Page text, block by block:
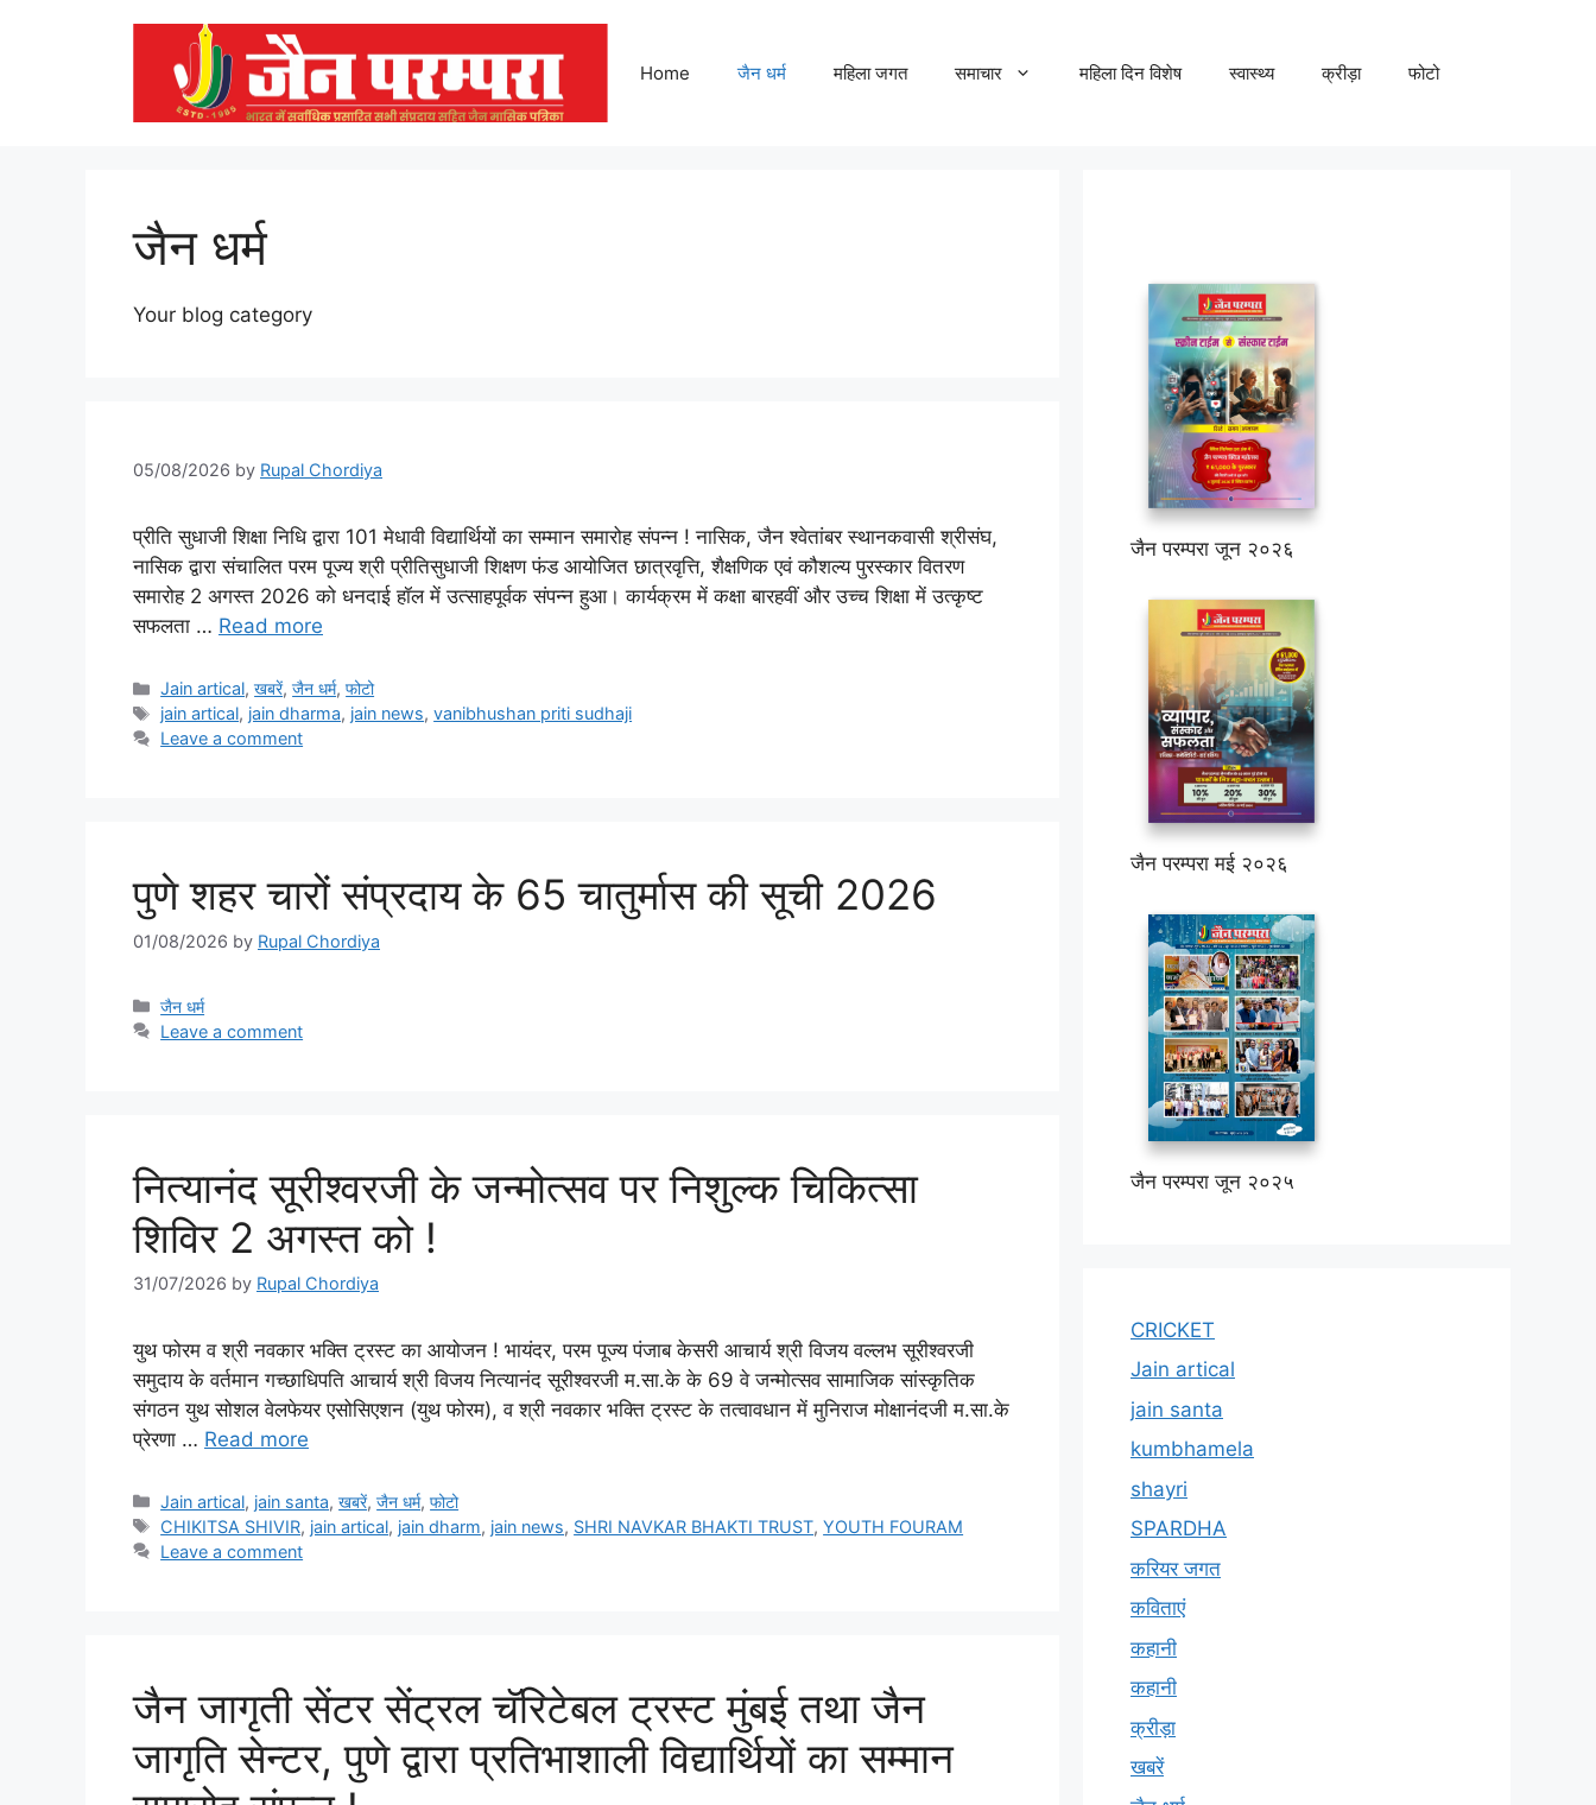
Home जैन धर्म महिला जगत समाचार महिला दिन विशेष स्वास्थ्य क्रीड़ा फोटो
जैन धर्म
Your blog category
05/08/2026 by Rupal Chordiya
प्रीति सुधाजी शिक्षा निधि द्वारा 101 मेधावी विद्यार्थियों का सम्मान समारोह संपन्न ! नासिक, जैन श्वेतांबर स्थानकवासी श्रीसंघ,
नासिक द्वारा संचालित परम पूज्य श्री प्रीतिसुधाजी शिक्षण फंड आयोजित छात्रवृत्ति, शैक्षणिक एवं कौशल्य पुरस्कार वितरण
समारोह 2 अगस्त 2026 को धनदाई हॉल में उत्साहपूर्वक संपन्न हुआ। कार्यक्रम में कक्षा बारहवीं और उच्च शिक्षा में उत्कृष्ट
सफलता … Read more
Categories
Jain artical,खबरें,जैन धर्म,फोटो
Tags
jain artical, jain dharma, jain news,vanibhushan priti sudhaji
Leave a comment
पुणे शहर चारों संप्रदाय के 65 चातुर्मास की सूची 2026
01/08/2026 by Rupal Chordiya
Categories
जैन धर्म
Leave a comment
नित्यानंद सूरीश्वरजी के जन्मोत्सव पर निशुल्क चिकित्सा
शिविर 2 अगस्त को !
31/07/2026 by Rupal Chordiya
युथ फोरम व श्री नवकार भक्ति ट्रस्ट का आयोजन ! भायंदर, परम पूज्य पंजाब केसरी आचार्य श्री विजय वल्लभ सूरीश्वरजी
समुदाय के वर्तमान गच्छाधिपति आचार्य श्री विजय नित्यानंद सूरीश्वरजी म.सा.के के 69 वे जन्मोत्सव सामाजिक सांस्कृतिक
संगठन युथ सोशल वेलफेयर एसोसिएशन (युथ फोरम), व श्री नवकार भक्ति ट्रस्ट के तत्वावधान में मुनिराज मोक्षानंदजी म.सा.के
प्रेरणा … Read more
Categories
Jain artical, jain santa,खबरें,जैन धर्म,फोटो
Tags
CHIKITSA SHIVIR, jain artical, jain dharm, jain news, SHRI NAVKAR BHAKTI TRUST,YOUTH FOURAM
Leave a comment
जैन जागृती सेंटर सेंट्रल चॅरिटेबल ट्रस्ट मुंबई तथा जैन
जागृति सेन्टर, पुणे द्वारा प्रतिभाशाली विद्यार्थियों का सम्मान
जैन परम्परा जून २०२६
जैन परम्परा मई २०२६
जैन परम्परा जून २०२५
CRICKET
Jain artical
jain santa
kumbhamela
shayri
SPARDHA
करियर जगत
कविताएं
कहानी
कहानी
क्रीड़ा
खबरें